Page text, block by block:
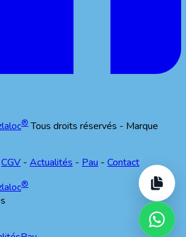
® Tous droits réservés - Marque
CGV - Actualités - Pau - Contact
®